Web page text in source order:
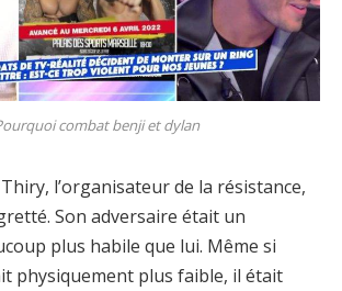
combat benji et dylan
l’organisateur de la résistance,
Son adversaire était un
plus habile que lui. Même si
physiquement plus faible, il était